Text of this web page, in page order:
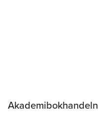
Akademibokhandeln